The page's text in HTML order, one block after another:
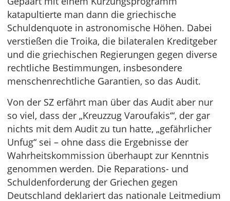
katapultierte man dann die griechische
Schuldenquote in astronomische Höhen. Dabei
verstießen die Troika, die bilateralen Kreditgeber
und die griechischen Regierungen gegen diverse
rechtliche Bestimmungen, insbesondere
menschenrechtliche Garantien, so das Audit.
Von der SZ erfährt man über das Audit aber nur
so viel, dass der „Kreuzzug Varoufakis‘“, der gar
nichts mit dem Audit zu tun hatte, „gefährlicher
Unfug“ sei – ohne dass die Ergebnisse der
Wahrheitskommission überhaupt zur Kenntnis
genommen werden. Die Reparations- und
Schuldenforderung der Griechen gegen
Deutschland deklariert das nationale Leitmedium